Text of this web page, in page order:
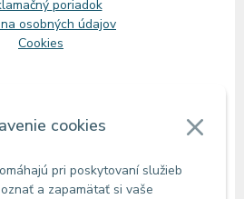
cookies
pri poskytovaní služieb
a zapamätať si vaše
poriadok
osobných údajov
Cookies
Pre ŽS a MŠ
na stiahnutie